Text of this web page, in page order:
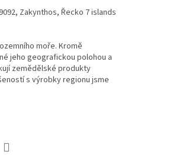
Zakynthos, Řecko 7 islands
moře. Kromě
jeho geografickou polohou a
zemědělské produkty
s výrobky regionu jsme